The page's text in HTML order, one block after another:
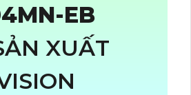
EB
XUẤT